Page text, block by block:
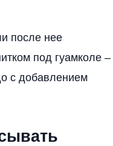
после нее
под гуамколе –
с добавлением